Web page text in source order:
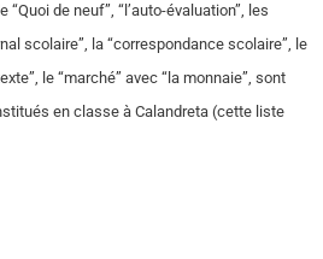
“Quoi de neuf”, “l’auto-évaluation”, les
scolaire”, la “correspondance scolaire”, le
le “marché” avec “la monnaie”, sont
en classe à Calandreta (cette liste